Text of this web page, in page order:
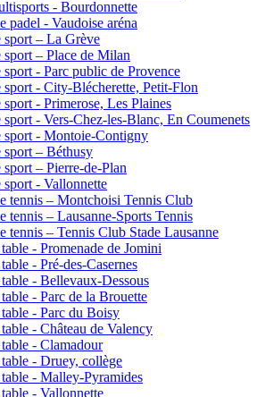
- Bourdonnette
padel - Vaudoise aréna
sport – La Grève
sport – Place de Milan
sport - Parc public de Provence
sport - City-Blécherette, Petit-Flon
sport - Primerose, Les Plaines
sport - Vers-Chez-les-Blanc, En Coumenets
sport - Montoie-Contigny
sport – Béthusy
sport – Pierre-de-Plan
sport - Vallonnette
tennis – Montchoisi Tennis Club
tennis – Lausanne-Sports Tennis
tennis – Tennis Club Stade Lausanne
- Promenade de Jomini
- Pré-des-Casernes
- Bellevaux-Dessous
- Parc de la Brouette
- Parc du Boisy
- Château de Valency
- Clamadour
- Druey, collège
- Malley-Pyramides
- Vallonnette